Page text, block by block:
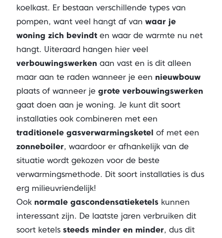
koelkast. Er bestaan verschillende types van
pompen, want veel hangt af van waar je
woning zich bevindten waar de warmte nu net
hangt. Uiteraard hangen hier veel
verbouwingswerken aan vast en is dit alleen
maar aan te raden wanneer je een nieuwbouw
plaats of wanneer je grote verbouwingswerken
gaat doen aan je woning. Je kunt dit soort
installaties ook combineren met een
traditionele gasverwarmingsketel of met een
zonneboiler, waardoor er afhankelijk van de
situatie wordt gekozen voor de beste
verwarmingsmethode. Dit soort installaties is dus
erg milieuvriendelijk!
Ook normale gascondensatieketelskunnen
interessant zijn. De laatste jaren verbruiken dit
soort ketels steeds minder en minder, dus dit